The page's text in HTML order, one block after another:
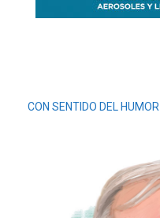
CON SENTIDO DEL HUMOR